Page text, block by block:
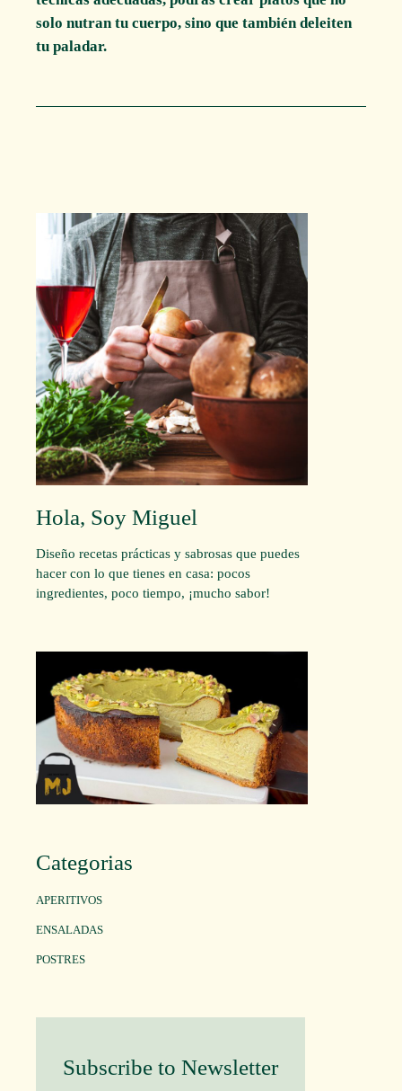
solo nutran tu cuerpo, sino que también deleiten
tu paladar.
Hola, Soy Miguel
Diseño recetas prácticas y sabrosas que puedes
hacer con lo que tienes en casa: pocos
ingredientes, poco tiempo, ¡mucho sabor!
Categorias
APERITIVOS
ENSALADAS
POSTRES
Subscribe to Newsletter